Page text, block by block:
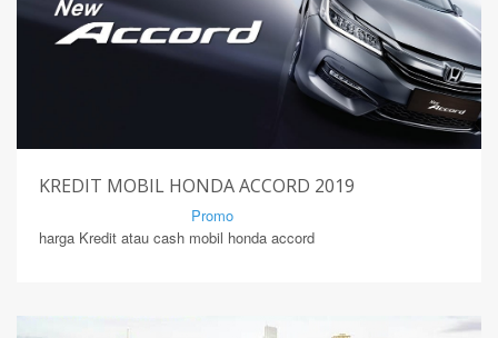
KREDIT MOBIL HONDA ACCORD 2019
Promo
harga Kredit atau cash mobil honda accord